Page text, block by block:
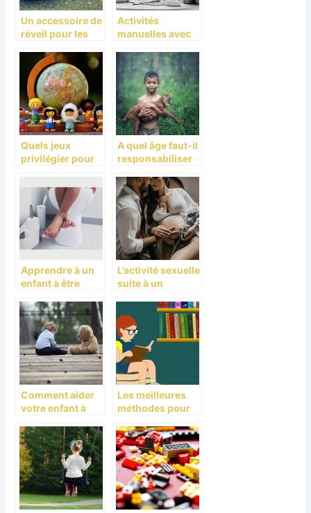
Un accessoire de
réveil pour les
pédagogique
Activités
manuelles avec
Quels jeux
privilégier pour
A quel âge faut-il
responsabiliser
Apprendre à un
enfant à être
L’activité sexuelle
suite à un
Trouvez le guide
ici
Comment aider
votre enfant à
apprendre ?
Les meilleures
méthodes pour
facilement le
français aux
enfants